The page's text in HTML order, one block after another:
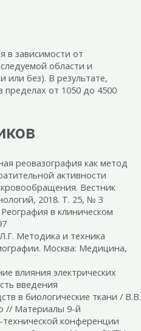
в зависимости от
области и
или без). В результате,
пределах от 1050 до 4500
реовазография как метод
активности
Вестник
2018. Т. 25, № 3
в клиническом
Методика и техника
Москва: Медицина,
влияния электрических
введения
в биологические ткани / В.В.
// Материалы 9-й
конференции